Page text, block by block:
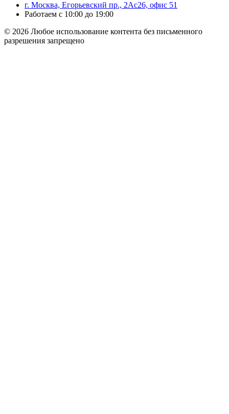
г. Москва, Егорьевский пр., 2Ас26, офис 51
Работаем с 10:00 до 19:00
© 2026 Любое использование контента без письменного
разрешения запрещено